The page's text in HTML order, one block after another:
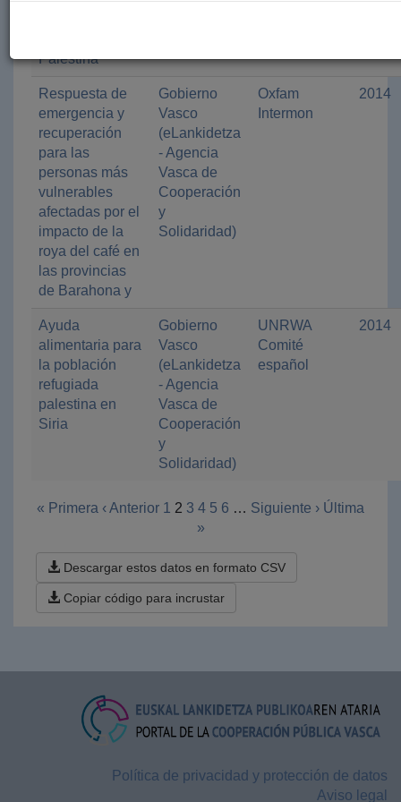
Palestina
Respuesta de
emergencia y
recuperación
para las
personas más
vulnerables
afectadas por el
impacto de la
roya del café en
las provincias
de Barahona y
Gobierno
Vasco
(eLankidetza
- Agencia
Vasca de
Cooperación
y
Solidaridad)
Oxfam
Intermon
2014
Ayuda
alimentaria para
la población
refugiada
palestina en
Siria
Gobierno
Vasco
(eLankidetza
- Agencia
Vasca de
Cooperación
y
Solidaridad)
UNRWA
Comité
español
2014
« Primera ‹ Anterior 1 2 3 4 5 6 … Siguiente › Última
»
Descargar estos datos en formato CSV
Copiar código para incrustar
Política de privacidad y protección de datos
Aviso legal